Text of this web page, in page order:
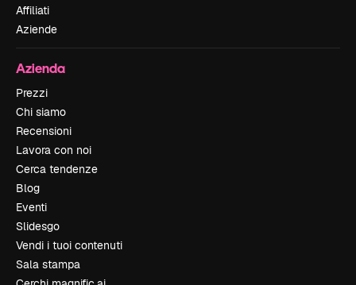
Affiliati
Aziende
Azienda
Prezzi
Chi siamo
Recensioni
Lavora con noi
Cerca tendenze
Blog
Eventi
Slidesgo
Vendi i tuoi contenuti
Sala stampa